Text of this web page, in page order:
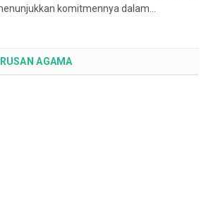
komitmennya dalam…
AGAMA